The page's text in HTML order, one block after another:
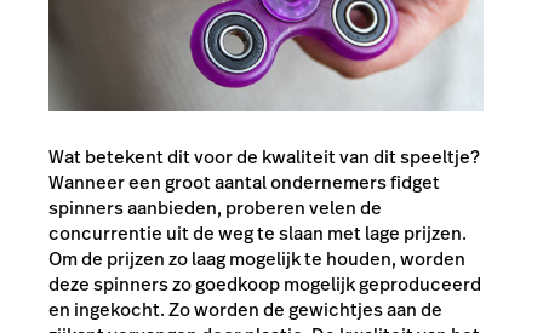
Wat betekent dit voor de kwaliteit van dit speeltje?
Wanneer een groot aantal ondernemers fidget
spinners aanbieden, proberen velen de
concurrentie uit de weg te slaan met lage prijzen.
Om de prijzen zo laag mogelijk te houden, worden
deze spinners zo goedkoop mogelijk geproduceerd
en ingekocht. Zo worden de gewichtjes aan de